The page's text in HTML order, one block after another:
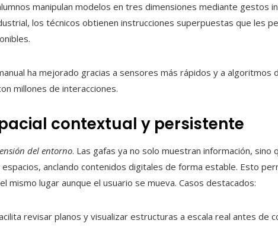
manipulan modelos en tres dimensiones mediante gestos
los técnicos obtienen instrucciones superpuestas que les
ha mejorado gracias a sensores más rápidos y a algoritmos
millones de interacciones.
contextual y persistente
del entorno. Las gafas ya no solo muestran información, sino
anclando contenidos digitales de forma estable. Esto
mismo lugar aunque el usuario se mueva. Casos destacados:
revisar planos y visualizar estructuras a escala real antes de